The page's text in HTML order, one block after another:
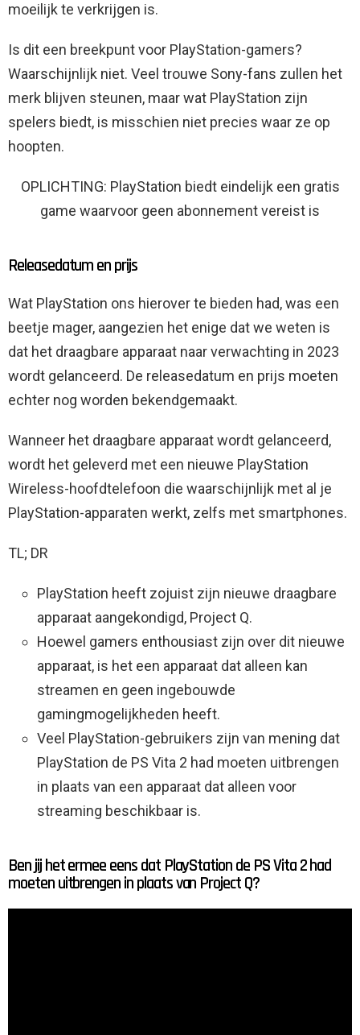
moeilijk te verkrijgen is.
Is dit een breekpunt voor PlayStation-gamers?
Waarschijnlijk niet. Veel trouwe Sony-fans zullen het
merk blijven steunen, maar wat PlayStation zijn
spelers biedt, is misschien niet precies waar ze op
hoopten.
OPLICHTING: PlayStation biedt eindelijk een gratis
game waarvoor geen abonnement vereist is
Releasedatum en prijs
Wat PlayStation ons hierover te bieden had, was een
beetje mager, aangezien het enige dat we weten is
dat het draagbare apparaat naar verwachting in 2023
wordt gelanceerd. De releasedatum en prijs moeten
echter nog worden bekendgemaakt.
Wanneer het draagbare apparaat wordt gelanceerd,
wordt het geleverd met een nieuwe PlayStation
Wireless-hoofdtelefoon die waarschijnlijk met al je
PlayStation-apparaten werkt, zelfs met smartphones.
TL; DR
PlayStation heeft zojuist zijn nieuwe draagbare
apparaat aangekondigd, Project Q.
Hoewel gamers enthousiast zijn over dit nieuwe
apparaat, is het een apparaat dat alleen kan
streamen en geen ingebouwde
gamingmogelijkheden heeft.
Veel PlayStation-gebruikers zijn van mening dat
PlayStation de PS Vita 2 had moeten uitbrengen
in plaats van een apparaat dat alleen voor
streaming beschikbaar is.
Ben jij het ermee eens dat PlayStation de PS Vita 2 had
moeten uitbrengen in plaats van Project Q?